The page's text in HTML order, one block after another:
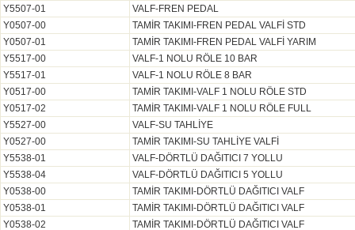
Y5507-01
VALF-FREN PEDAL
Y0507-00
TAMİR TAKIMI-FREN PEDAL VALFİ STD
Y0507-01
TAMİR TAKIMI-FREN PEDAL VALFİ YARIM
Y5517-00
VALF-1 NOLU RÖLE 10 BAR
Y5517-01
VALF-1 NOLU RÖLE 8 BAR
Y0517-00
TAMİR TAKIMI-VALF 1 NOLU RÖLE STD
Y0517-02
TAMİR TAKIMI-VALF 1 NOLU RÖLE FULL
Y5527-00
VALF-SU TAHLİYE
Y0527-00
TAMİR TAKIMI-SU TAHLİYE VALFİ
Y5538-01
VALF-DÖRTLÜ DAĞITICI 7 YOLLU
Y5538-04
VALF-DÖRTLÜ DAĞITICI 5 YOLLU
Y0538-00
TAMİR TAKIMI-DÖRTLÜ DAĞITICI VALF
Y0538-01
TAMİR TAKIMI-DÖRTLÜ DAĞITICI VALF
Y0538-02
TAMİR TAKIMI-DÖRTLÜ DAĞITICI VALF